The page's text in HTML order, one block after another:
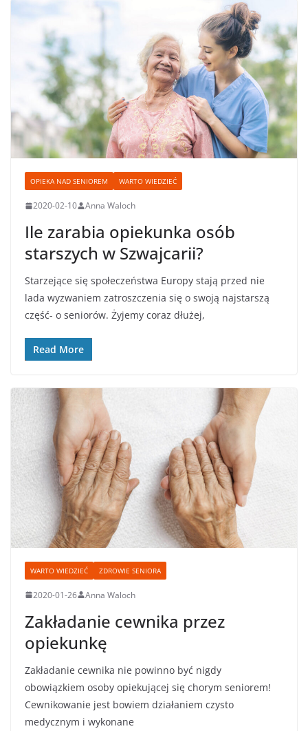
OPIEKA NAD SENIOREM WARTO WIEDZIEĆ
2020-02-10 Anna Waloch
Ile zarabia opiekunka osób
starszych w Szwajcarii?
Starzejące się społeczeństwa Europy stają przed nie
lada wyzwaniem zatroszczenia się o swoją najstarszą
część- o seniorów. Żyjemy coraz dłużej,
Read More
WARTO WIEDZIEĆ ZDROWIE SENIORA
2020-01-26 Anna Waloch
Zakładanie cewnika przez
opiekunkę
Zakładanie cewnika nie powinno być nigdy
obowiązkiem osoby opiekującej się chorym seniorem!
Cewnikowanie jest bowiem działaniem czysto
medycznym i wykonane